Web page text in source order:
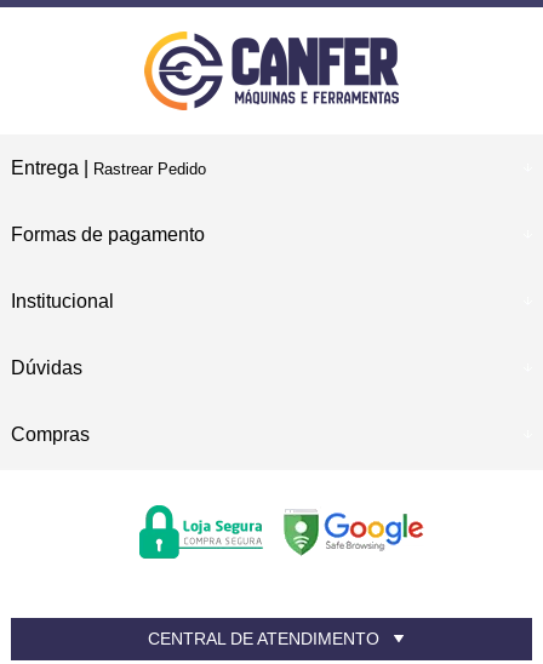
Entrega | Rastrear Pedido
Formas de pagamento
Institucional
Dúvidas
Compras
CENTRAL DE ATENDIMENTO